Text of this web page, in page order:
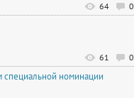
0
64
0
61
специальной номинации